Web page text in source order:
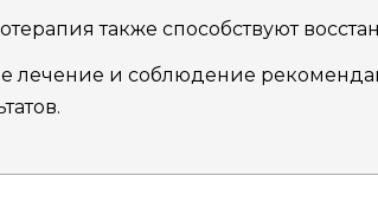
также способствуют
лечение и соблюдение